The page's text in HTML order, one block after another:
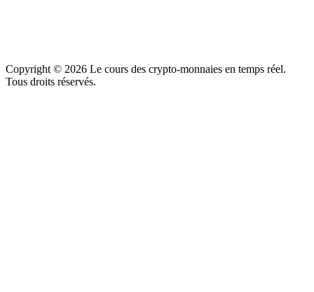
Copyright © 2026 Le cours des crypto-monnaies en temps réel.
Tous droits réservés.